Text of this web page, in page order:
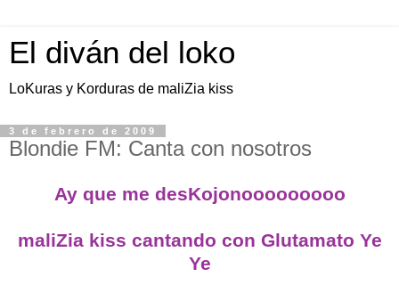
El diván del loko
LoKuras y Korduras de maliZia kiss
3 de febrero de 2009
Blondie FM: Canta con nosotros
Ay que me desKojonooooooooo
maliZia kiss cantando con Glutamato Ye
Ye